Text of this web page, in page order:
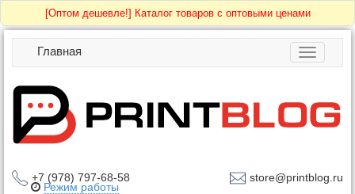
[Оптом дешевле!] Каталог товаров с оптовыми ценами
Toggle
Главная
+7 (978) 797-68-58 store@printblog.ru
Режим работы